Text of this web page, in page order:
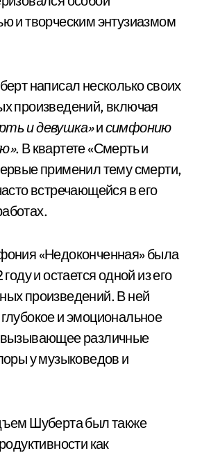
и творческим энтузиазмом
написал несколько своих
произведений, включая
и девушка»исимфонию
. В квартете «Смерть и
применил тему смерти,
встречающейся в его
«Недоконченная» была
и остается одной из его
произведений. В ней
и эмоциональное
различные
у музыковедов и
Шуберта был также
как